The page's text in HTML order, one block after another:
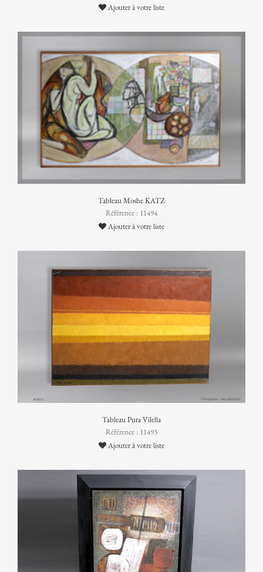
Ajouter à votre liste
Tableau Moshe KATZ
Référence : 11494
Ajouter à votre liste
Tableau Pura Vilella
Référence : 11493
Ajouter à votre liste